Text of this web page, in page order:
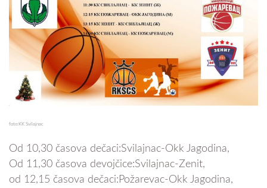
foto:KK Svilajnac
Od 10,30 časova dečaci:Svilajnac-Okk Jagodina,
Od 11,30 časova devojčice:Svilajnac-Zenit,
od 12,15 časova dečaci:Požarevac-Okk Jagodina,